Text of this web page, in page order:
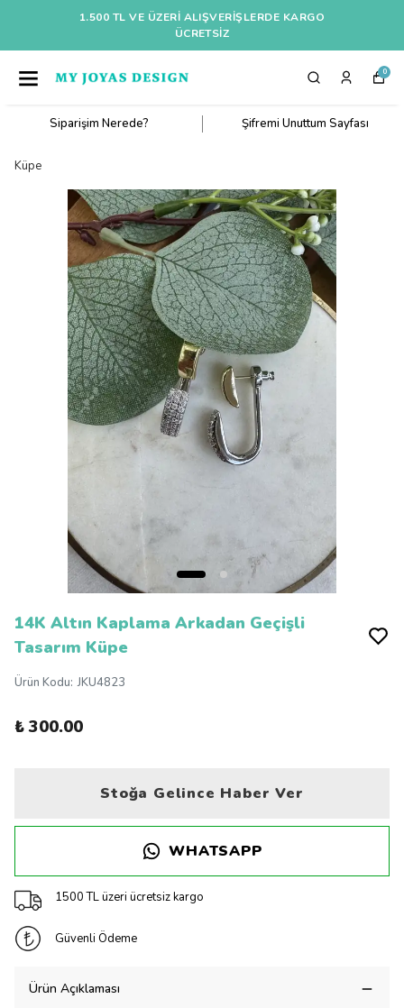
1.500 TL VE ÜZERI ALIŞVERIŞLERDE KARGO
ÜCRETSİZ
0
Siparişim Nerede? Şifremi Unuttum Sayfası
Küpe
14K Altın Kaplama Arkadan Geçişli
Tasarım Küpe
Ürün Kodu: JKU4823
₺ 300.00
Stoğa Gelince Haber Ver
WHATSAPP
1500 TL üzeri ücretsiz kargo
Güvenli Ödeme
Ürün Açıklaması